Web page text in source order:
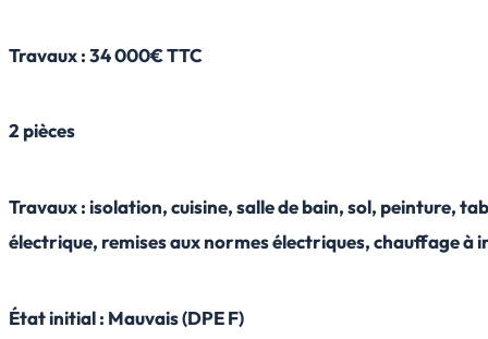
Travaux : 34 000€ TTC
2 pièces
Travaux : isolation, cuisine, salle de bain, sol, peinture,
électrique, remises aux normes électriques, chauffage à
État initial : Mauvais (DPE F)